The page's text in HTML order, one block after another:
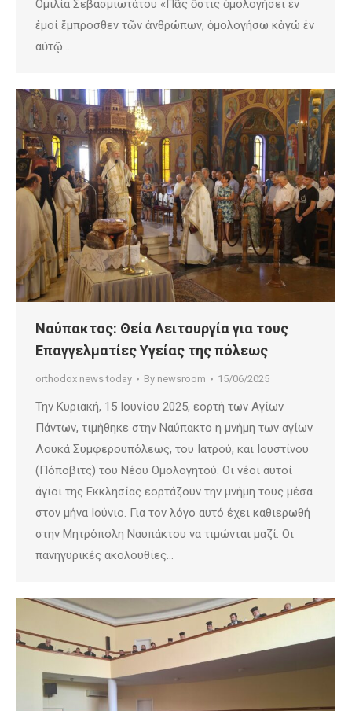
Ομιλία Σεβασμιωτάτου «Πᾶς ὅστις ὁμολογήσει ἐν
ἐμοί ἔμπροσθεν τῶν ἀνθρώπων, ὁμολογήσω κἀγώ ἐν
αὐτῷ…
Ναύπακτος: Θεία Λειτουργία για τους
Επαγγελματίες Υγείας της πόλεως
orthodox news today By newsroom 15/06/2025
Την Κυριακή, 15 Ιουνίου 2025, εορτή των Αγίων
Πάντων, τιμήθηκε στην Ναύπακτο η μνήμη των αγίων
Λουκά Συμφερουπόλεως, του Ιατρού, και Ιουστίνου
(Πόποβιτς) του Νέου Ομολογητού. Οι νέοι αυτοί
άγιοι της Εκκλησίας εορτάζουν την μνήμη τους μέσα
στον μήνα Ιούνιο. Για τον λόγο αυτό έχει καθιερωθή
στην Μητρόπολη Ναυπάκτου να τιμώνται μαζί. Οι
πανηγυρικές ακολουθίες…